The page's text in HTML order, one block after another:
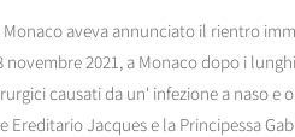
aveva annunciato il rientro
2021, a Monaco dopo i
causati da un' infezione a naso e
Jacques e la Principessa